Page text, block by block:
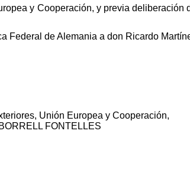
y Cooperación, y previa deliberación
Federal de Alemania a don Ricardo
Unión Europea y Cooperación,
FONTELLES